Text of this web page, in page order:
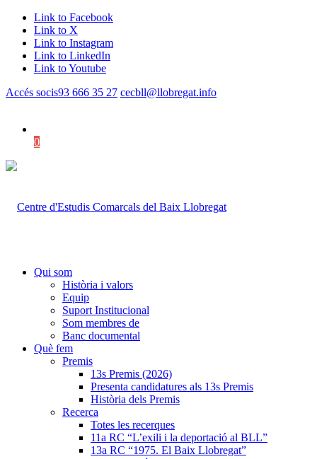
Link to Facebook
Link to X
Link to Instagram
Link to LinkedIn
Link to Youtube
Accés socis93 666 35 27 cecbll@llobregat.info
0
Qui som
Història i valors
Equip
Suport Institucional
Som membres de
Banc documental
Què fem
Premis
13s Premis (2026)
Presenta candidatures als 13s Premis
Història dels Premis
Recerca
Totes les recerques
11a RC “L’exili i la deportació al BLL”
13a RC “1975. El Baix Llobregat”